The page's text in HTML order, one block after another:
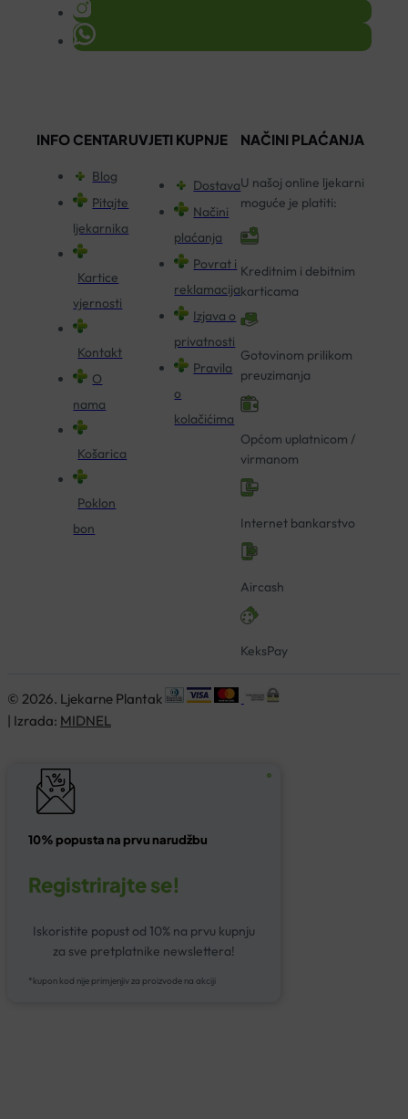
INFO CENTAR
Blog
Pitajte
ljekarnika
Kartice
vjernosti
Kontakt
O
nama
Košarica
Poklon
bon
UVJETI KUPNJE
Dostava
Načini
plaćanja
Povrat i
reklamacija
Izjava o
privatnosti
Pravila
o
kolačićima
NAČINI PLAĆANJA
U našoj online ljekarni
moguće je platiti:
Kreditnim i debitnim
karticama
Gotovinom prilikom
preuzimanja
Općom uplatnicom /
virmanom
Internet bankarstvo
Aircash
KeksPay
© 2026. Ljekarne Plantak
| Izrada: MIDNEL
10% popusta na prvu narudžbu
Registrirajte se!
Iskoristite popust od 10% na prvu kupnju
za sve pretplatnike newslettera!
*kupon kod nije primjenjiv za proizvode na akciji